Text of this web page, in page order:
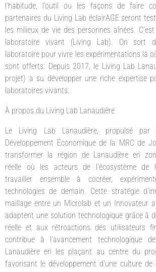
l’habitude, l’outil ou les façons de faire
partenaires du Living Lab éclairAGE seront
les milieux de vie des personnes aînées.
laboratoire vivant (Living Lab). On sort
laboratoire pour vivre les expérimentations là
sont offerts. Depuis 2017, le Living Lab
projet) a su développer une riche expertise
laboratoires vivants.
À propos du Living Lab Lanaudière
Le Living Lab Lanaudière, propulsé
Développement Économique de la MRC de
transformer la région de Lanaudière en
réelle où les acteurs de l’écosystème de
travailler ensemble à cocréer,
technologies de demain. Cette stratégie
maillage entre un Microlab et un Innovateur
adaptent une solution technologique grâce à
réelle et aux rétroactions des utilisateurs
contribue à l’avancement technologique
Lanaudière en les plaçant au centre du
favorisant le développement d’une culture